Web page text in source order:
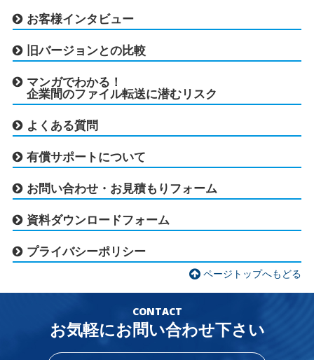
お客様インタビュー
旧バージョンとの比較
マンガでわかる！
企業間のファイル転送に潜むリスク
よくある質問
有償サポートについて
お問い合わせ・お見積もりフォーム
資料ダウンロードフォーム
プライバシーポリシー
ページトップへもどる
CONTACT
お気軽にお問い合わせ下さい